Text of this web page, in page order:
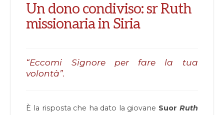
Un dono condiviso: sr Ruth
missionaria in Siria
“Eccomi Signore per fare la tua
volontà”.
È la risposta che ha dato la giovane Suor Ruth